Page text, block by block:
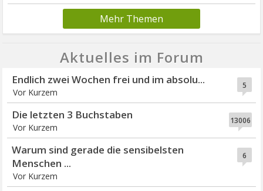
Mehr Themen
Aktuelles im Forum
5
Endlich zwei Wochen frei und im absolu...
Vor Kurzem
13006
Die letzten 3 Buchstaben
Vor Kurzem
6
Warum sind gerade die sensibelsten
Menschen ...
Vor Kurzem